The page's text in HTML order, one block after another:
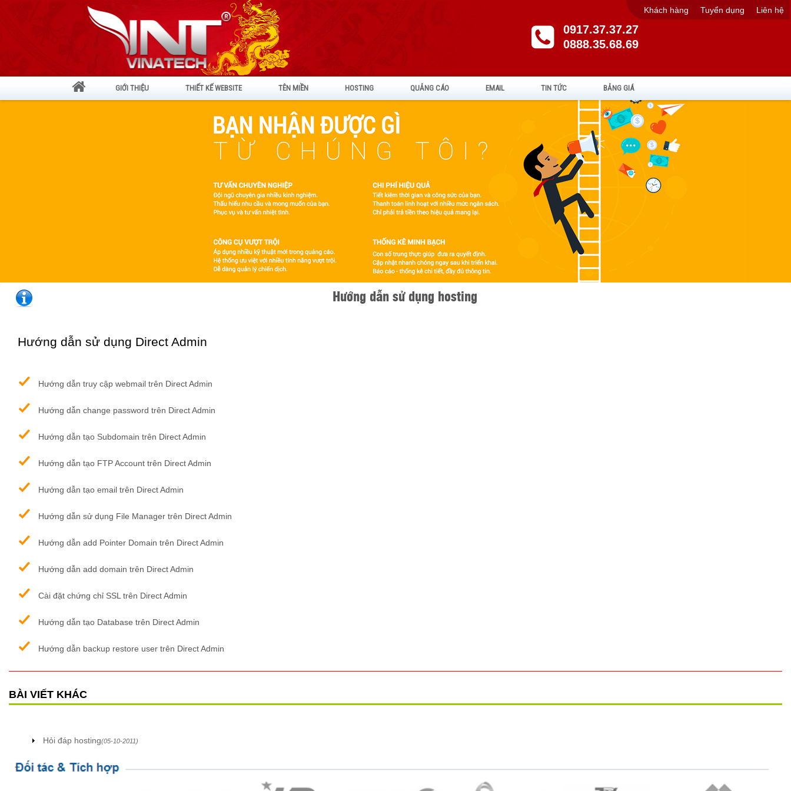
Khách hàng Tuyển dụng Liên hệ
0917.37.37.27
0888.35.68.69
GIỚI THIỆU THIẾT KẾ WEBSITE TÊN MIỀN HOSTING QUẢNG CÁO EMAIL TIN TỨC BẢNG GIÁ
Hướng dẫn sử dụng hosting
Hướng dẫn sử dụng Direct Admin
Hướng dẫn truy cập webmail trên Direct Admin
Hướng dẫn change password trên Direct Admin
Hướng dẫn tạo Subdomain trên Direct Admin
Hướng dẫn tạo FTP Account trên Direct Admin
Hướng dẫn tạo email trên Direct Admin
Hướng dẫn sử dụng File Manager trên Direct Admin
Hướng dẫn add Pointer Domain trên Direct Admin
Hướng dẫn add domain trên Direct Admin
Cài đặt chứng chỉ SSL trên Direct Admin
Hướng dẫn tạo Database trên Direct Admin
Hướng dẫn backup restore user trên Direct Admin
BÀI VIẾT KHÁC
Hỏi đáp hosting(05-10-2011)